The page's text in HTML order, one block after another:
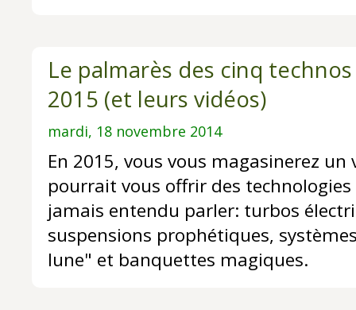
Le palmarès des cinq
2015 (et leurs vidéos)
mardi, 18 novembre 2014
En 2015, vous vous magasinerez un
pourrait vous offrir des
jamais entendu parler: turbos
suspensions prophétiques,
lune" et banquettes magiques.